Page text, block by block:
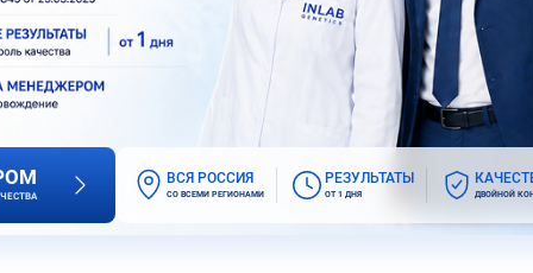
ВСЯ РОССИЯ
СО ВСЕМИ РЕГИОНАМИ
РЕЗУЛЬТАТЫ
ОТ 1 ДНЯ ДВОЙНОЙ